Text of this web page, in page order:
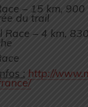
– 15 km, 900
du trail
Race – 4 km,
: http://www.
ance/